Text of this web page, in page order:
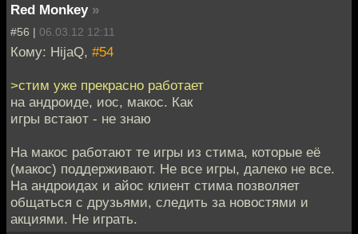
Red Monkey »
#56 | 06.03.12 12:11
Кому: HijaQ, #54
>стим уже прекрасно работает
на андроиде, иос, макос. Как
игры встают - не знаю
На макос работают те игры из стима, которые её
(макос) поддерживают. Не все игры, далеко не все.
На андроидах и айос клиент стима позволяет
общаться с друзьями, следить за новостями и
акциями. Не играть.